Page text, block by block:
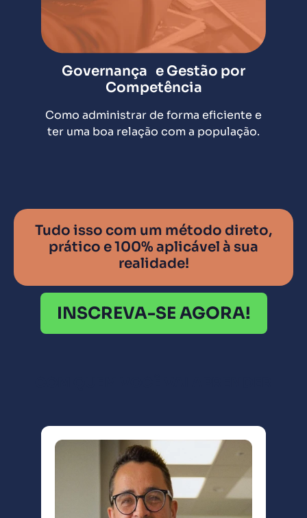
Governança e Gestão por
Competência
Como administrar de forma eficiente e
ter uma boa relação com a população.
Tudo isso com um método direto,
prático e 100% aplicável à sua
realidade!
INSCREVA-SE AGORA!